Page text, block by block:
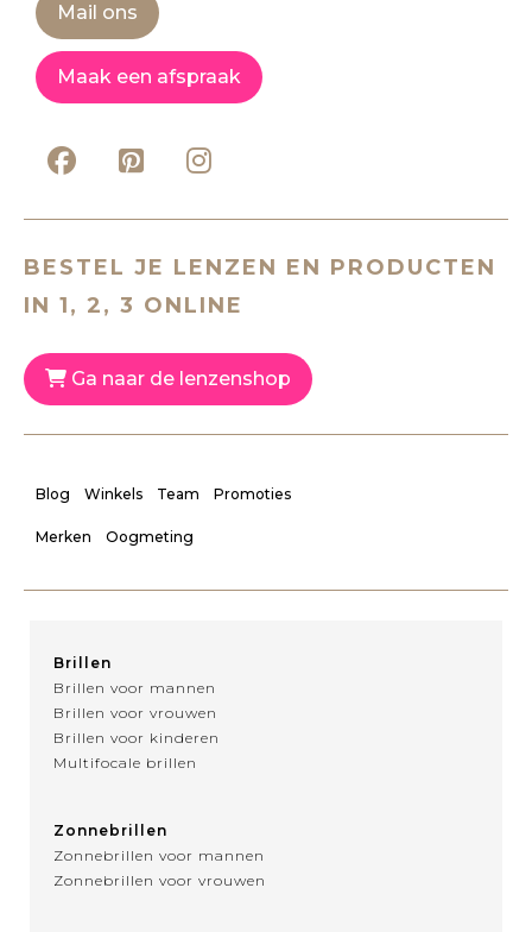
Mail ons
Maak een afspraak
BESTEL JE LENZEN EN PRODUCTEN
IN 1, 2, 3 ONLINE
Ga naar de lenzenshop
Blog Winkels Team Promoties
Merken Oogmeting
Brillen
Brillen voor mannen
Brillen voor vrouwen
Brillen voor kinderen
Multifocale brillen
Zonnebrillen
Zonnebrillen voor mannen
Zonnebrillen voor vrouwen